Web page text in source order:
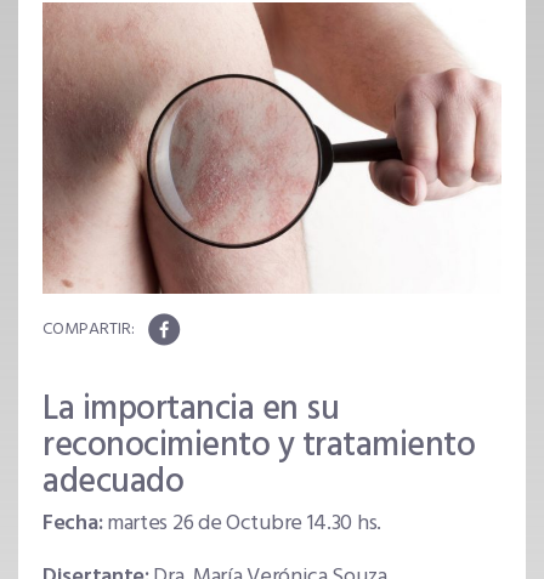
La importancia en su
reconocimiento y tratamiento
adecuado
Fecha:martes 26 de Octubre 14.30 hs.